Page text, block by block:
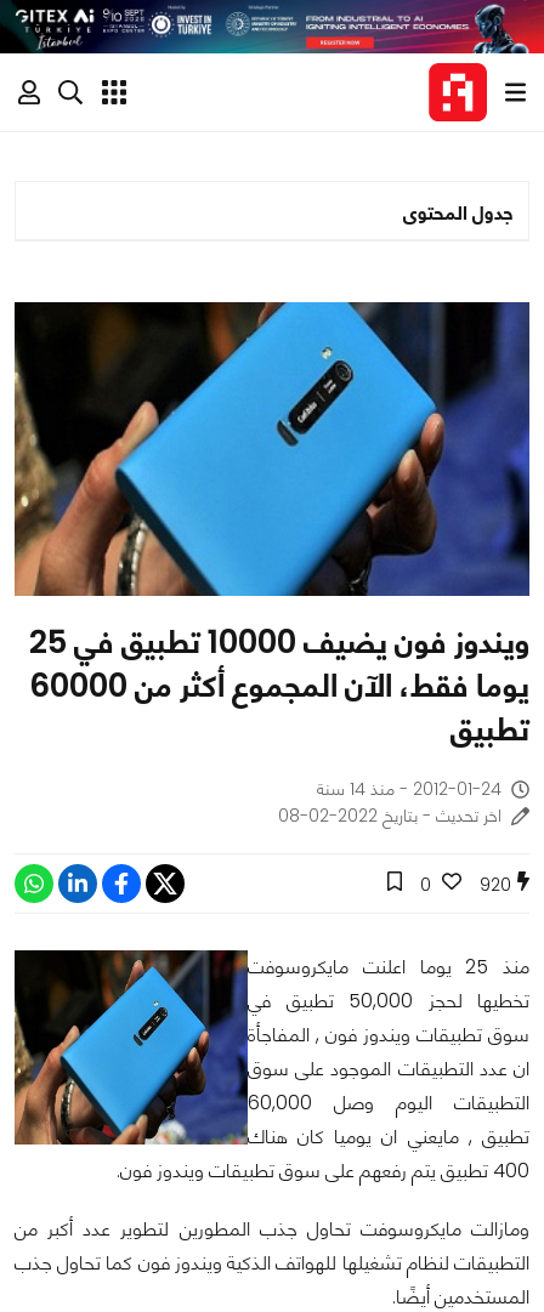
جدول المحتوى
ويندوز فون يضيف 10000 تطبيق في 25
يوما فقط، الآن المجموع أكثر من 60000
تطبيق
2012-01-24 - منذ 14 سنة
اخر تحديث - بتاريخ 2022-02-08
920
0
منذ 25 يوما اعلنت مايكروسوفت
تخطيها لحجز 50,000 تطبيق في
سوق تطبيقات ويندوز فون , المفاجأة
ان عدد التطبيقات الموجود على سوق
التطبيقات اليوم وصل 60,000
تطبيق , مايعني ان يوميا كان هناك
400 تطبيق يتم رفعهم على سوق تطبيقات ويندوز فون.
ومازالت مايكروسوفت تحاول جذب المطورين لتطوير عدد أكبر من
التطبيقات لنظام تشغيلها للهواتف الذكية ويندوز فون كما تحاول جذب
المستخدمين أيضًا.